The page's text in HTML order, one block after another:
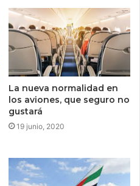
La nueva normalidad en
los aviones, que seguro no
gustará
19 junio, 2020